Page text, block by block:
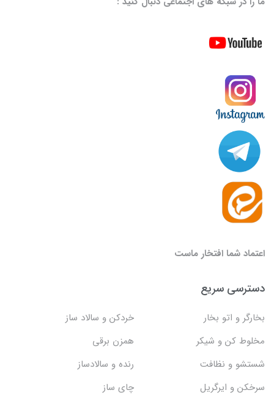
اعتماد شما افتخار ماست
دسترسی سریع
بخارگر و اتو بخار
خردکن و سالاد ساز
مخلوط کن و شیکر
همزن برقی
شستشو و نظافت
رنده و سالادساز
سرخکن و ایرگریل
چای ساز